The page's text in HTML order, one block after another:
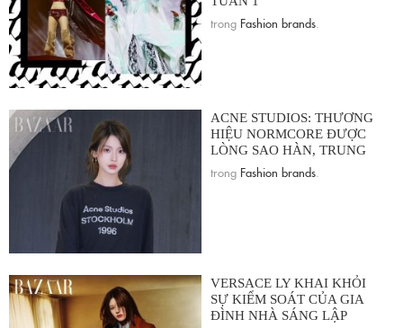
trong Fashion brands
ACNE STUDIOS: THƯƠNG
HIỆU NORMCORE ĐƯỢC
LÒNG SAO HÀN, TRUNG
trong Fashion brands
VERSACE LY KHAI KHỎI
SỰ KIỂM SOÁT CỦA GIA
ĐÌNH NHÀ SÁNG LẬP